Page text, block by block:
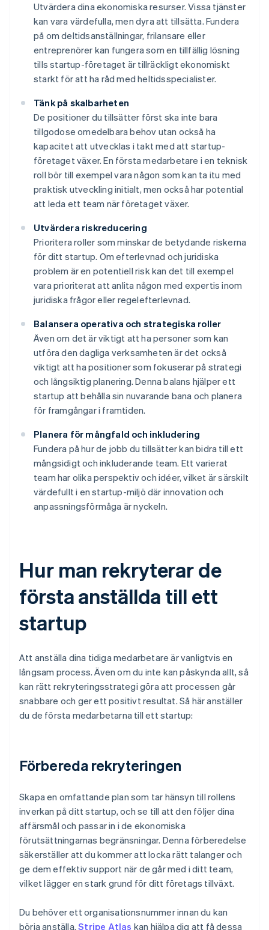
Utvärdera dina ekonomiska resurser. Vissa tjänster
kan vara värdefulla, men dyra att tillsätta. Fundera
på om deltidsanställningar, frilansare eller
entreprenörer kan fungera som en tillfällig lösning
tills startup-företaget är tillräckligt ekonomiskt
starkt för att ha råd med heltidsspecialister.
Tänk på skalbarheten
De positioner du tillsätter först ska inte bara
tillgodose omedelbara behov utan också ha
kapacitet att utvecklas i takt med att startup-
företaget växer. En första medarbetare i en teknisk
roll bör till exempel vara någon som kan ta itu med
praktisk utveckling initialt, men också har potential
att leda ett team när företaget växer.
Utvärdera riskreducering
Prioritera roller som minskar de betydande riskerna
för ditt startup. Om efterlevnad och juridiska
problem är en potentiell risk kan det till exempel
vara prioriterat att anlita någon med expertis inom
juridiska frågor eller regelefterlevnad.
Balansera operativa och strategiska roller
Även om det är viktigt att ha personer som kan
utföra den dagliga verksamheten är det också
viktigt att ha positioner som fokuserar på strategi
och långsiktig planering. Denna balans hjälper ett
startup att behålla sin nuvarande bana och planera
för framgångar i framtiden.
Planera för mångfald och inkludering
Fundera på hur de jobb du tillsätter kan bidra till ett
mångsidigt och inkluderande team. Ett varierat
team har olika perspektiv och idéer, vilket är särskilt
värdefullt i en startup-miljö där innovation och
anpassningsförmåga är nyckeln.
Hur man rekryterar de
första anställda till ett
startup
Att anställa dina tidiga medarbetare är vanligtvis en
långsam process. Även om du inte kan påskynda allt, så
kan rätt rekryteringsstrategi göra att processen går
snabbare och ger ett positivt resultat. Så här anställer
du de första medarbetarna till ett startup:
Förbereda rekryteringen
Skapa en omfattande plan som tar hänsyn till rollens
inverkan på ditt startup, och se till att den följer dina
affärsmål och passar in i de ekonomiska
förutsättningarnas begränsningar. Denna förberedelse
säkerställer att du kommer att locka rätt talanger och
ge dem effektiv support när de går med i ditt team,
vilket lägger en stark grund för ditt företags tillväxt.
Du behöver ett organisationsnummer innan du kan
börja anställa.Stripe Atlas kan hjälpa dig att få dessa